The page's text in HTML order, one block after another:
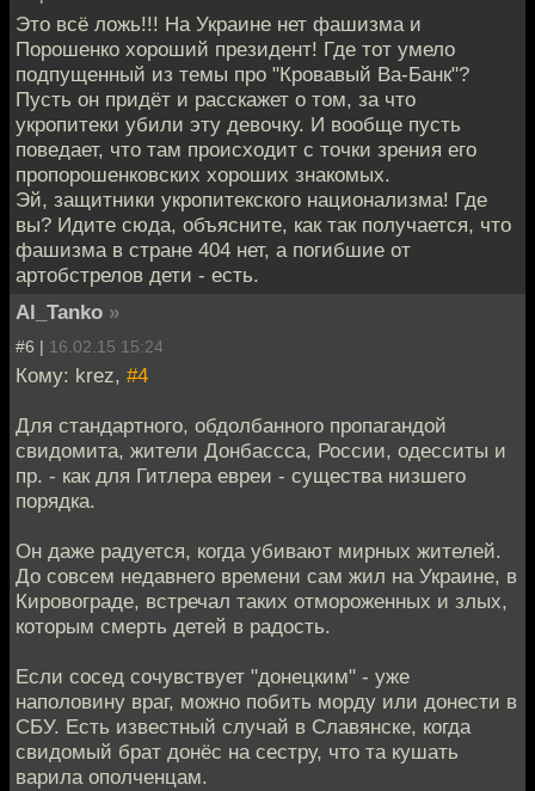
Это всё ложь!!! На Украине нет фашизма и
Порошенко хороший президент! Где тот умело
подпущенный из темы про "Кровавый Ва-Банк"?
Пусть он придёт и расскажет о том, за что
укропитеки убили эту девочку. И вообще пусть
поведает, что там происходит с точки зрения его
пропорошенковских хороших знакомых.
Эй, защитники укропитекского национализма! Где
вы? Идите сюда, объясните, как так получается, что
фашизма в стране 404 нет, а погибшие от
артобстрелов дети - есть.
Al_Tanko »
#6 | 16.02.15 15:24
Кому: krez, #4
Для стандартного, обдолбанного пропагандой
свидомита, жители Донбассса, России, одесситы и
пр. - как для Гитлера евреи - существа низшего
порядка.
Он даже радуется, когда убивают мирных жителей.
До совсем недавнего времени сам жил на Украине, в
Кировограде, встречал таких отмороженных и злых,
которым смерть детей в радость.
Если сосед сочувствует "донецким" - уже
наполовину враг, можно побить морду или донести в
СБУ. Есть известный случай в Славянске, когда
свидомый брат донёс на сестру, что та кушать
варила ополченцам.